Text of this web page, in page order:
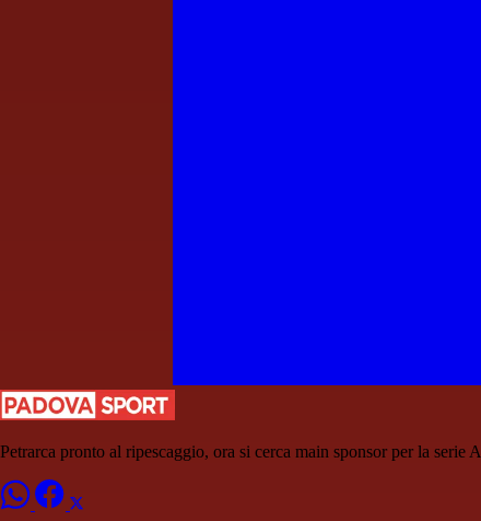
Petrarca pronto al ripescaggio, ora si cerca main sponsor per la serie A